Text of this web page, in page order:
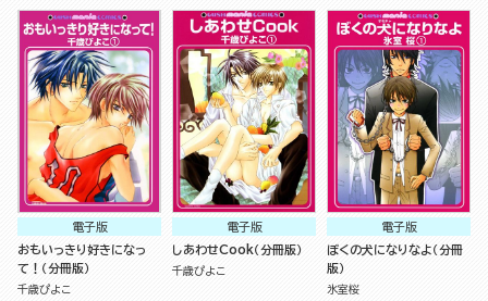
電子版
おもいっきり好きになっ
て！（分冊版）
千歳ぴよこ
電子版
しあわせCook（分冊版）
千歳ぴよこ
電子版
ぼくの犬になりなよ（分冊
版）
氷室桜